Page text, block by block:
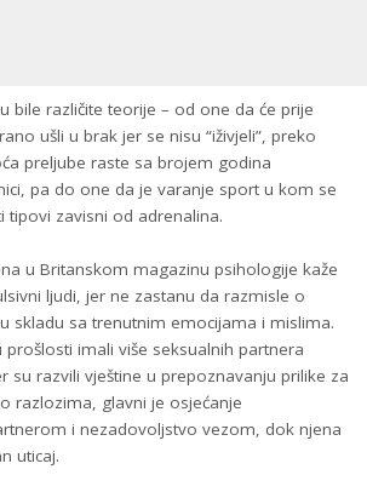
bile različite teorije – od one da će prije
ušli u brak jer se nisu “iživjeli”, preko
preljube raste sa brojem godina
pa do one da je varanje sport u kom se
tipovi zavisni od adrenalina.
u Britanskom magazinu psihologije kaže
ljudi, jer ne zastanu da razmisle o
skladu sa trenutnim emocijama i mislima.
imali više seksualnih partnera
su razvili vještine u prepoznavanju prilike za
razlozima, glavni je osjećanje
i nezadovoljstvo vezom, dok njena
uticaj.